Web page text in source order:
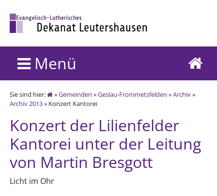
Menü
Sie sind hier: »Gemeinden »Geslau-Frommetsfelden »Archiv»
Archiv 2013» Konzert Kantorei
Konzert der Lilienfelder
Kantorei unter der Leitung
von Martin Bresgott
Licht im Ohr